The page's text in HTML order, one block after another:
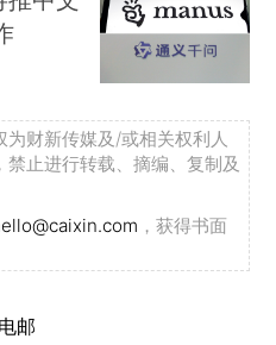
财新传媒及/或相关权利人
止进行转载、摘编、复制及
，获得书面
邮